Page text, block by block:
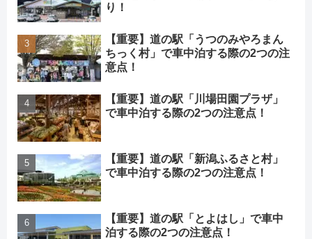
り！
【重要】道の駅「うつのみやろまん
ちっく村」で車中泊する際の2つの注
意点！
【重要】道の駅「川場田園プラザ」
で車中泊する際の2つの注意点！
【重要】道の駅「新潟ふるさと村」
で車中泊する際の2つの注意点！
【重要】道の駅「とよはし」で車中
泊する際の2つの注意点！